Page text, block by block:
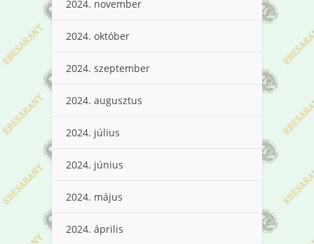
2024. november
2024. október
2024. szeptember
2024. augusztus
2024. július
2024. június
2024. május
2024. április